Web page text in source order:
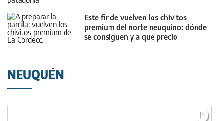
Este finde vuelven los chivitos
premium del norte neuquino: dónde
se consiguen y a qué precio
NEUQUÉN